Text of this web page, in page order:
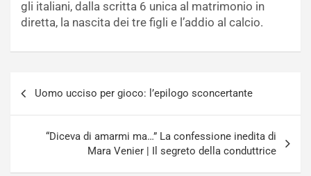
gli italiani, dalla scritta 6 unica al matrimonio in
diretta, la nascita dei tre figli e l’addio al calcio.
Uomo ucciso per gioco: l’epilogo sconcertante
“Diceva di amarmi ma…” La confessione inedita di
Mara Venier | Il segreto della conduttrice